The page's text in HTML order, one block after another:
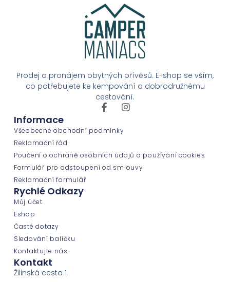
Prodej a pronájem obytných přívěsů. E-shop se vším,
co potřebujete ke kempování a dobrodružnému
cestování.
Informace
Všeobecné obchodní podmínky
Reklamační řád
Poučení o ochraně osobních údajů a používání cookies
Formulář pro odstoupení od smlouvy
Reklamační formulář
Rychlé Odkazy
Můj účet
Eshop
Časté dotazy
Sledování balíčku
Kontaktujte nás
Kontakt
Žilinská cesta 1